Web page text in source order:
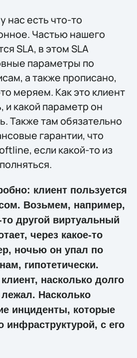
нас есть что-то
Частью нашего
SLA, в этом SLA
параметры по
а также прописано,
меряем. Как это клиент
и какой параметр он
Также там обязательно
гарантии, что
если какой-то из
клиент пользуется
Возьмем, например,
другой виртуальный
через какое-то
ночью он упал по
гипотетически.
насколько долго
Насколько
инциденты, которые
инфраструктурой, с его